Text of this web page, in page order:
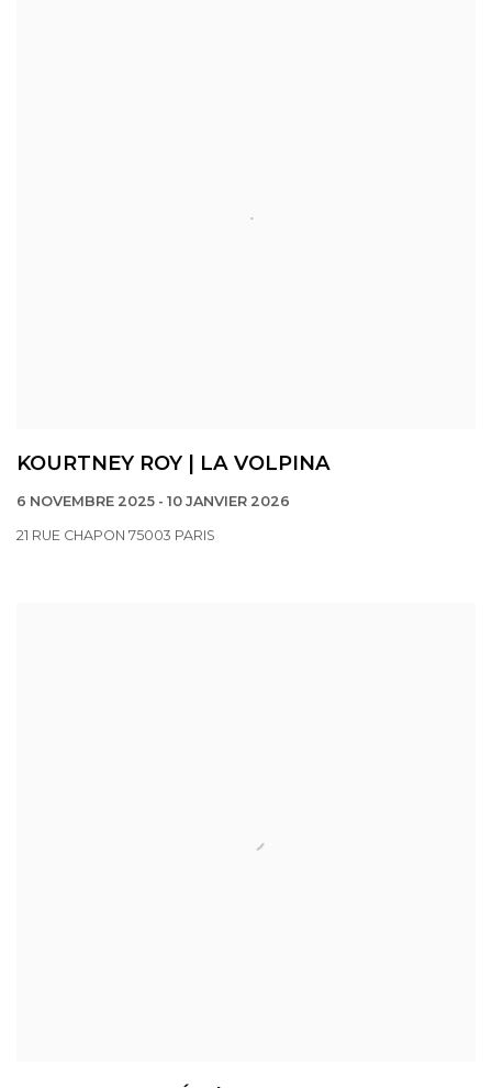
KOURTNEY ROY | LA VOLPINA
6 NOVEMBRE 2025 - 10 JANVIER 2026
21 RUE CHAPON 75003 PARIS